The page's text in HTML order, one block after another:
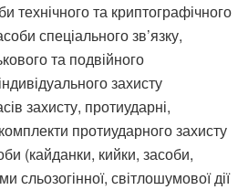
технічного та криптографічного
спеціального зв’язку,
та подвійного
захисту
захисту, протиударні,
протиударного захисту
(кайданки, кийки, засоби,
сльозогінної, світлошумової дії